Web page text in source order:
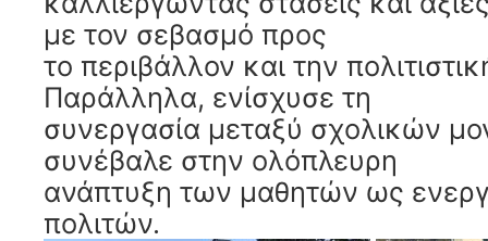
με τον σεβασμό προς
το περιβάλλον και την
Παράλληλα, ενίσχυσε τη
συνεργασία μεταξύ σχολικών
συνέβαλε στην ολόπλευρη
ανάπτυξη των μαθητών ως
πολιτών.